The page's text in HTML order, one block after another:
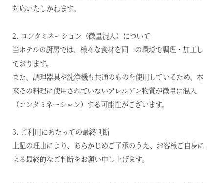
対応いたしかねます。
2. コンタミネーション（微量混入）について
当ホテルの厨房では、様々な食材を同一の環境で調理・加工し
ております。
また、調理器具や洗浄機も共通のものを使用しているため、本
来その料理に使用されていないアレルゲン物質が微量に混入
（コンタミネーション）する可能性がございます。
3. ご利用にあたっての最終判断
上記の理由により、あらかじめご了承のうえ、お客様ご自身に
よる最終的なご判断をお願い申し上げます。